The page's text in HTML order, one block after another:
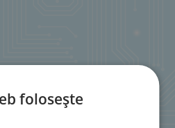
folosește